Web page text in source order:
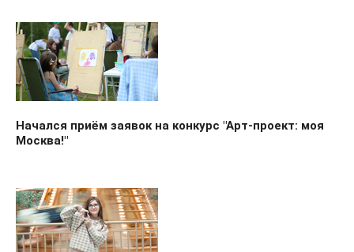
Начался приём заявок на конкурс "Арт-проект: моя
Москва!"